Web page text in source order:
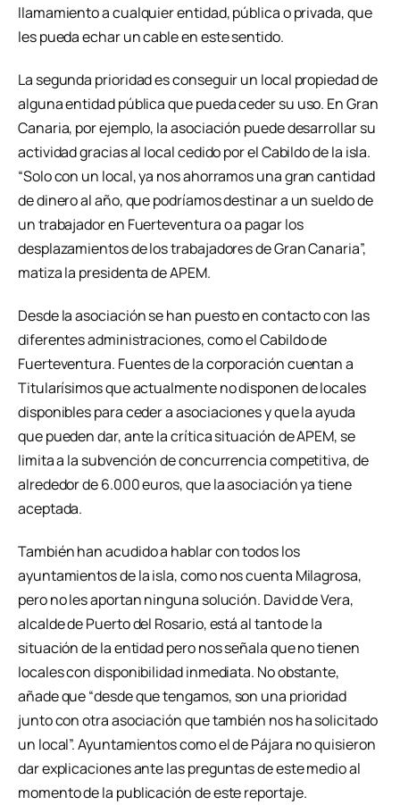
llamamiento a cualquier entidad, pública o privada, que
les pueda echar un cable en este sentido.
La segunda prioridad es conseguir un local propiedad de
alguna entidad pública que pueda ceder su uso. En Gran
Canaria, por ejemplo, la asociación puede desarrollar su
actividad gracias al local cedido por el Cabildo de la isla.
“Solo con un local, ya nos ahorramos una gran cantidad
de dinero al año, que podríamos destinar a un sueldo de
un trabajador en Fuerteventura o a pagar los
desplazamientos de los trabajadores de Gran Canaria”,
matiza la presidenta de APEM.
Desde la asociación se han puesto en contacto con las
diferentes administraciones, como el Cabildo de
Fuerteventura. Fuentes de la corporación cuentan a
Titularísimos que actualmente no disponen de locales
disponibles para ceder a asociaciones y que la ayuda
que pueden dar, ante la crítica situación de APEM, se
limita a la subvención de concurrencia competitiva, de
alrededor de 6.000 euros, que la asociación ya tiene
aceptada.
También han acudido a hablar con todos los
ayuntamientos de la isla, como nos cuenta Milagrosa,
pero no les aportan ninguna solución. David de Vera,
alcalde de Puerto del Rosario, está al tanto de la
situación de la entidad pero nos señala que no tienen
locales con disponibilidad inmediata. No obstante,
añade que “desde que tengamos, son una prioridad
junto con otra asociación que también nos ha solicitado
un local”. Ayuntamientos como el de Pájara no quisieron
dar explicaciones ante las preguntas de este medio al
momento de la publicación de este reportaje.